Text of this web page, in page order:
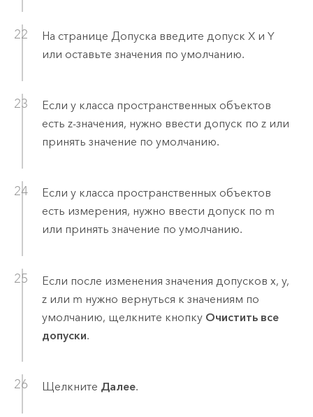
На странице Допуска введите допуск X и Y
или оставьте значения по умолчанию.
Если у класса пространственных объектов
есть z-значения, нужно ввести допуск по z или
принять значение по умолчанию.
Если у класса пространственных объектов
есть измерения, нужно ввести допуск по m
или принять значение по умолчанию.
Если после изменения значения допусков x, y,
z или m нужно вернуться к значениям по
умолчанию, щелкните кнопку Очистить все
допуски.
Щелкните Далее.